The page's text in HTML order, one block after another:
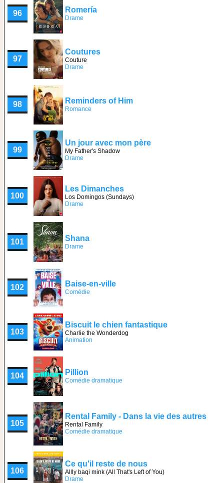
96 Romería
Drame
97
Coutures
Couture
Drame
98 Reminders of Him
Romance
99
Un jour avec mon père
My Father's Shadow
Drame
100
Les Dimanches
Los Domingos (Sundays)
Drame
101 Shana
Drame
102 Baise-en-ville
Comédie
103
Biscuit le chien fantastique
Charlie the Wonderdog
Animation
104 Pillion
Comédie dramatique
105
Rental Family - Dans la vie des autres
Rental Family
Comédie dramatique
106
Ce qu'il reste de nous
Allly baqi mink (All That's Left of You)
Drame